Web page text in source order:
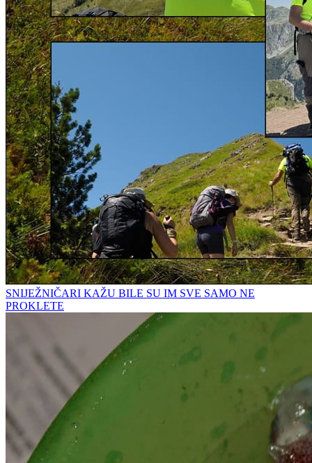
SNIJEŽNIČARI KAŽU BILE SU IM SVE SAMO NE
PROKLETE